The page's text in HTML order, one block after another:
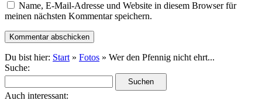
Name, E-Mail-Adresse und Website in diesem Browser für
meinen nächsten Kommentar speichern.
Du bist hier: Start » Fotos » Wer den Pfennig nicht ehrt...
Suche:
Auch interessant: